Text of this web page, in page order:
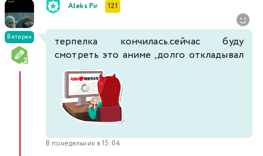
Ветеран
Aleks Pir 121
терпелка кончилась.сейчас буду
смотреть это аниме ,долго откладывал
В понедельник в 15:04